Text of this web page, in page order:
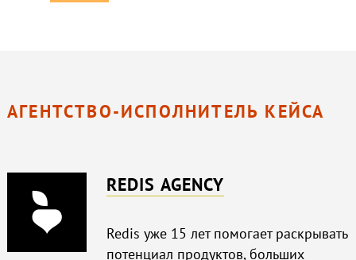
АГЕНТСТВО-ИСПОЛНИТЕЛЬ КЕЙСА
REDIS AGENCY
Redis уже 15 лет помогает раскрывать
потенциал продуктов, больших